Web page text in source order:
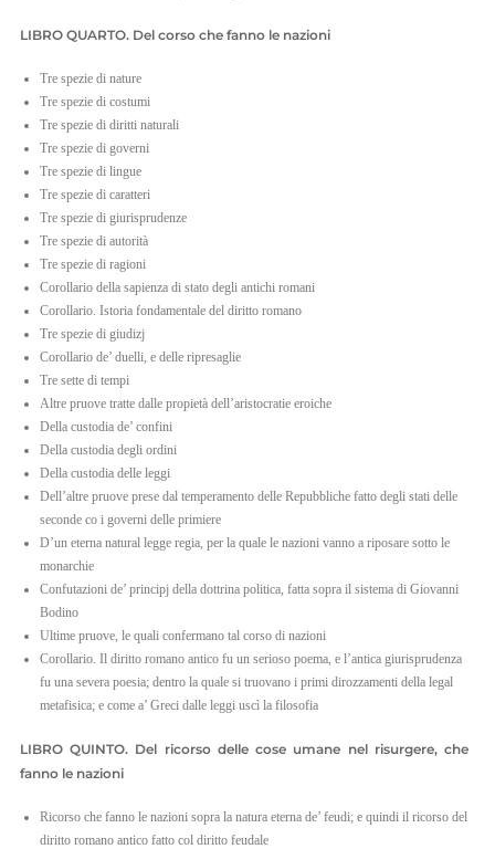
LIBRO QUARTO. Del corso che fanno le nazioni
Tre spezie di nature
Tre spezie di costumi
Tre spezie di diritti naturali
Tre spezie di governi
Tre spezie di lingue
Tre spezie di caratteri
Tre spezie di giurisprudenze
Tre spezie di autorità
Tre spezie di ragioni
Corollario della sapienza di stato degli antichi romani
Corollario. Istoria fondamentale del diritto romano
Tre spezie di giudizj
Corollario de’ duelli, e delle ripresaglie
Tre sette di tempi
Altre pruove tratte dalle propietà dell’aristocratie eroiche
Della custodia de’ confini
Della custodia degli ordini
Della custodia delle leggi
Dell’altre pruove prese dal temperamento delle Repubbliche fatto degli stati delle
seconde co i governi delle primiere
D’un eterna natural legge regia, per la quale le nazioni vanno a riposare sotto le
monarchie
Confutazioni de’ principj della dottrina politica, fatta sopra il sistema di Giovanni
Bodino
Ultime pruove, le quali confermano tal corso di nazioni
Corollario. Il diritto romano antico fu un serioso poema, e l’antica giurisprudenza
fu una severa poesia; dentro la quale si truovano i primi dirozzamenti della legal
metafisica; e come a’ Greci dalle leggi uscì la filosofia
LIBRO QUINTO. Del ricorso delle cose umane nel risurgere, che
fanno le nazioni
Ricorso che fanno le nazioni sopra la natura eterna de’ feudi; e quindi il ricorso del
diritto romano antico fatto col diritto feudale